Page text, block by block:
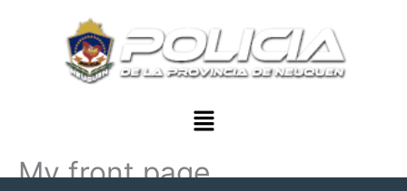
Menu
My front page